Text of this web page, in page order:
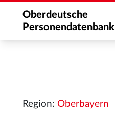
Oberdeutsche
Personendatenbank
Region: Oberbayern